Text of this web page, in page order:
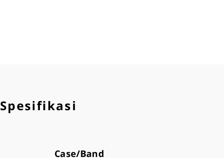
Spesifikasi
Case/Band